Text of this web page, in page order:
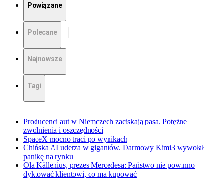
Powiązane
Polecane
Najnowsze
Tagi
Producenci aut w Niemczech zaciskają pasa. Potężne
zwolnienia i oszczędności
SpaceX mocno traci po wynikach
Chińska AI uderza w gigantów. Darmowy Kimi3 wywołał
panikę na rynku
Ola Källenius, prezes Mercedesa: Państwo nie powinno
dyktować klientowi, co ma kupować